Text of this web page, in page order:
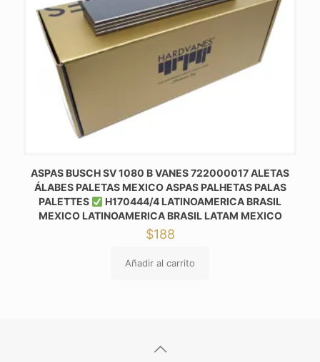
ASPAS BUSCH SV 1080 B VANES 722000017 ALETAS
ÁLABES PALETAS MEXICO ASPAS PALHETAS PALAS
PALETTES
H170444/4 LATINOAMERICA BRASIL
MEXICO LATINOAMERICA BRASIL LATAM MEXICO
$188
Añadir al carrito